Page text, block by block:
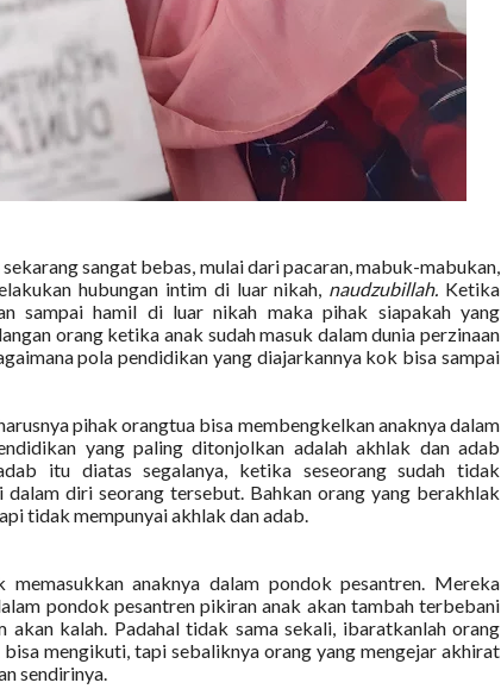
sangat bebas, mulai dari pacaran, mabuk-mabukan,
hubungan intim di luar nikah, naudzubillah. Ketika
sampai hamil di luar nikah maka pihak siapakah yang
orang ketika anak sudah masuk dalam dunia perzinaan
pola pendidikan yang diajarkannya kok bisa sampai
pihak orangtua bisa membengkelkan anaknya dalam
yang paling ditonjolkan adalah akhlak dan adab
itu diatas segalanya, ketika seseorang sudah tidak
dalam diri seorang tersebut. Bahkan orang yang berakhlak
tidak mempunyai akhlak dan adab.
anaknya dalam pondok pesantren. Mereka
pondok pesantren pikiran anak akan tambah terbebani
akan kalah. Padahal tidak sama sekali, ibaratkanlah orang
mengikuti, tapi sebaliknya orang yang mengejar akhirat
sendirinya.